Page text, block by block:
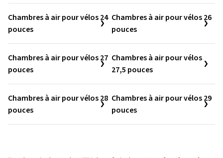
Chambres à air pour vélos 24
pouces
Chambres à air pour vélos 26
pouces
Chambres à air pour vélos 27
pouces
Chambres à air pour vélos
27,5 pouces
Chambres à air pour vélos 28
pouces
Chambres à air pour vélos 29
pouces